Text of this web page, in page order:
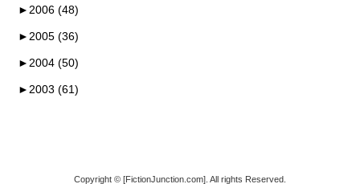
► 2006 (48)
► 2005 (36)
► 2004 (50)
► 2003 (61)
Copyright © [FictionJunction.com]. All rights Reserved.